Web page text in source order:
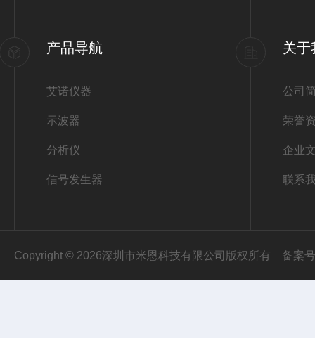
产品导航
艾诺仪器
示波器
分析仪
信号发生器
关于
公司
荣誉
企业
联系
Copyright © 2026深圳市米恩科技有限公司版权所有 备案